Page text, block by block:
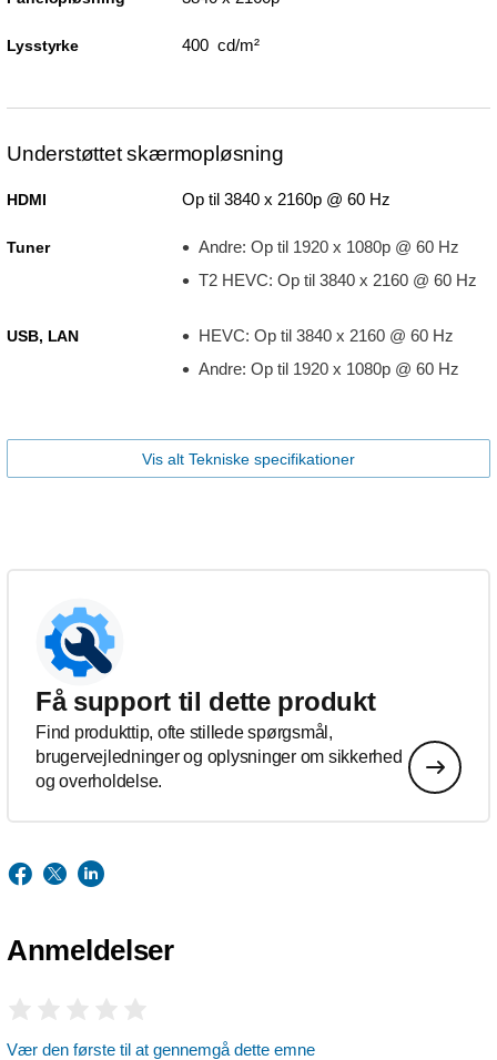
Lysstyrke 400 cd/m²
Understøttet skærmopløsning
HDMI Op til 3840 x 2160p @ 60 Hz
Tuner
Andre: Op til 1920 x 1080p @ 60 Hz
T2 HEVC: Op til 3840 x 2160 @ 60 Hz
USB, LAN
HEVC: Op til 3840 x 2160 @ 60 Hz
Andre: Op til 1920 x 1080p @ 60 Hz
Vis alt Tekniske specifikationer
Få support til dette produkt
Find produkttip, ofte stillede spørgsmål,
brugervejledninger og oplysninger om sikkerhed
og overholdelse.
Anmeldelser
Vær den første til at gennemgå dette emne